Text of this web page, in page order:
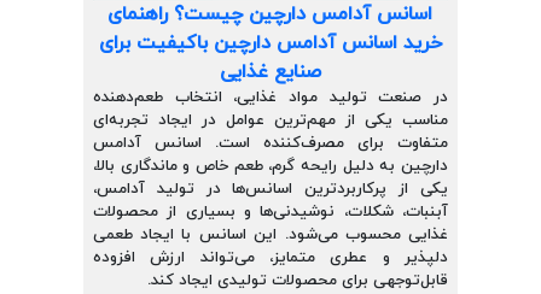
محصولات آرایشی و بهداشتی
همه محصولات
اسانس آدامس دارچین چیست؟ راهنمای
خرید اسانس آدامس دارچین باکیفیت برای
صنایع غذایی
در صنعت تولید مواد غذایی، انتخاب طعم‌دهنده
مناسب یکی از مهم‌ترین عوامل در ایجاد تجربه‌ای
متفاوت برای مصرف‌کننده است. اسانس آدامس
دارچین به دلیل رایحه گرم، طعم خاص و ماندگاری بالا،
یکی از پرکاربردترین اسانس‌ها در تولید آدامس،
آبنبات، شکلات، نوشیدنی‌ها و بسیاری از محصولات
غذایی محسوب می‌شود. این اسانس با ایجاد طعمی
دلپذیر و عطری متمایز، می‌تواند ارزش افزوده
قابل‌توجهی برای محصولات تولیدی ایجاد کند.